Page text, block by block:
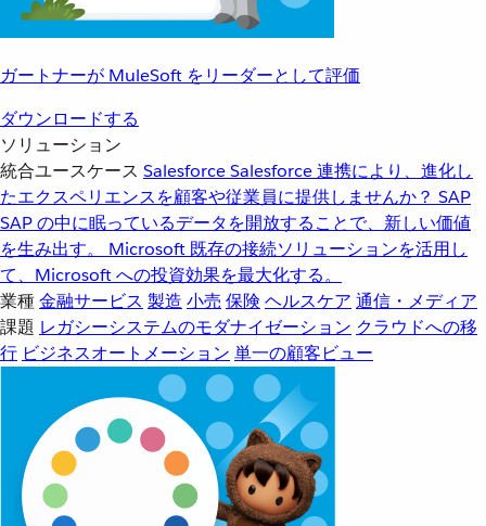
ガートナーが MuleSoft をリーダーとして評価
ダウンロードする
ソリューション
統合ユースケース SalesforceSalesforce 連携により、進化し
たエクスペリエンスを顧客や従業員に提供しませんか？ SAP
SAP の中に眠っているデータを開放することで、新しい価値
を生み出す。
Microsoft 既存の接続ソリューションを活用し
て、Microsoft への投資効果を最大化する。
業種金融サービス 製造 小売 保険 ヘルスケア 通信・メディア
課題 レガシーシステムのモダナイゼーション クラウドへの移
行 ビジネスオートメーション 単一の顧客ビュー